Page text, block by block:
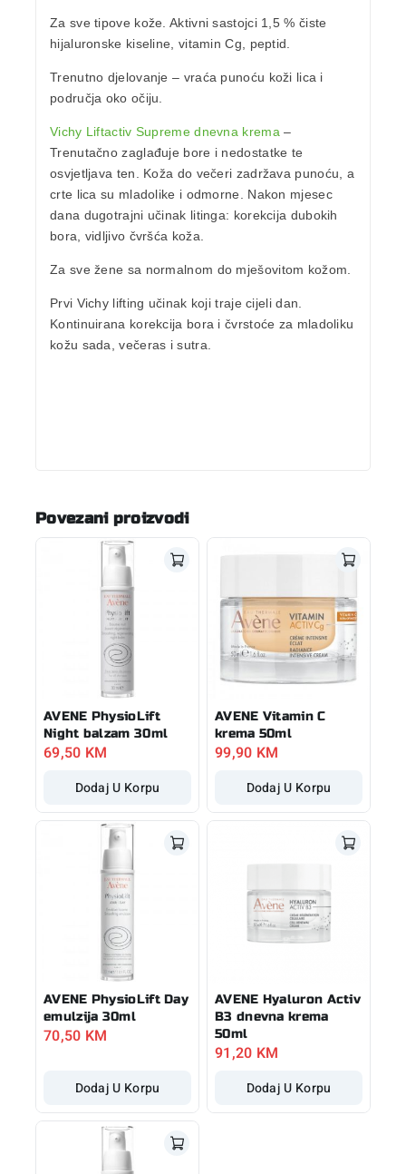
Za sve tipove kože. Aktivni sastojci 1,5 % čiste
hijaluronske kiseline, vitamin Cg, peptid.
Trenutno djelovanje – vraća punoću koži lica i
područja oko očiju.
Vichy Liftactiv Supreme dnevna krema –
Trenutačno zaglađuje bore i nedostatke te
osvjetljava ten. Koža do večeri zadržava punoću, a
crte lica su mladolike i odmorne. Nakon mjesec
dana dugotrajni učinak litinga: korekcija dubokih
bora, vidljivo čvršća koža.
Za sve žene sa normalnom do mješovitom kožom.
Prvi Vichy lifting učinak koji traje cijeli dan.
Kontinuirana korekcija bora i čvrstoće za mladoliku
kožu sada, večeras i sutra.
Povezani proizvodi
AVENE PhysioLift
Night balzam 30ml
69,50 KM
Dodaj U Korpu
AVENE Vitamin C
krema 50ml
99,90 KM
Dodaj U Korpu
AVENE PhysioLift Day
emulzija 30ml
70,50 KM
Dodaj U Korpu
AVENE Hyaluron Activ
B3 dnevna krema
50ml
91,20 KM
Dodaj U Korpu